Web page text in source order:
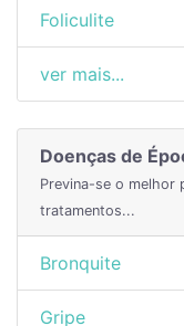
Foliculite
ver mais...
Doenças de
Previna-se o melhor
tratamentos...
Bronquite
Gripe